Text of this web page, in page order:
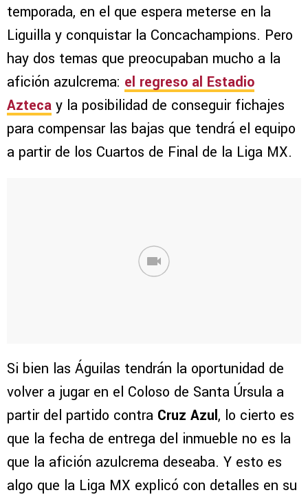
temporada, en el que espera meterse en la
Liguilla y conquistar la Concachampions. Pero
hay dos temas que preocupaban mucho a la
afición azulcrema: el regreso al Estadio
Azteca y la posibilidad de conseguir fichajes
para compensar las bajas que tendrá el equipo
a partir de los Cuartos de Final de la Liga MX.
Si bien las Águilas tendrán la oportunidad de
volver a jugar en el Coloso de Santa Úrsula a
partir del partido contra Cruz Azul, lo cierto es
que la fecha de entrega del inmueble no es la
que la afición azulcrema deseaba. Y esto es
algo que la Liga MX explicó con detalles en su